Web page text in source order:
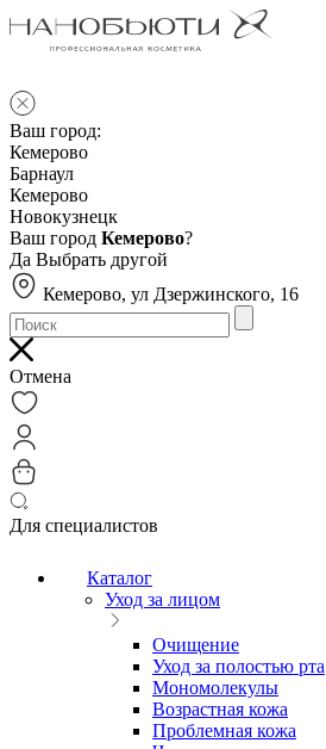
Ваш город:
Кемерово
Барнаул
Кемерово
Новокузнецк
Ваш город Кемерово?
Да Выбрать другой
Кемерово, ул Дзержинского, 16
Отмена
Для специалистов
Каталог
Уход за лицом
Очищение
Уход за полостью рта
Мономолекулы
Возрастная кожа
Проблемная кожа